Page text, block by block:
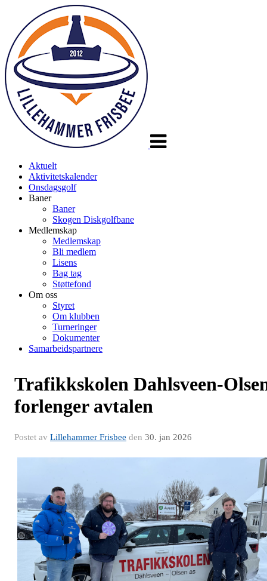
Aktuelt
Aktivitetskalender
Onsdagsgolf
Baner
Baner
Skogen Diskgolfbane
Medlemskap
Medlemskap
Bli medlem
Lisens
Bag tag
Støttefond
Om oss
Styret
Om klubben
Turneringer
Dokumenter
Samarbeidspartnere
Trafikkskolen Dahlsveen-
forlenger avtalen
Postet av Lillehammer Frisbee den 30. jan 2026